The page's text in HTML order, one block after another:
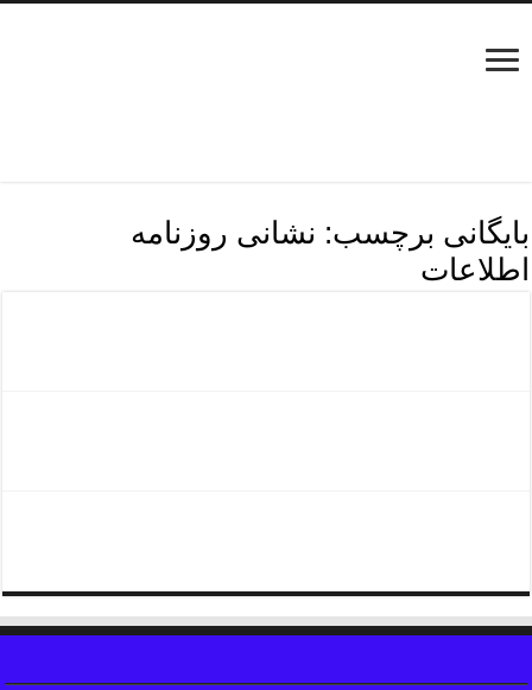
بایگانی برچسب: نشانی روزنامه
اطلاعات